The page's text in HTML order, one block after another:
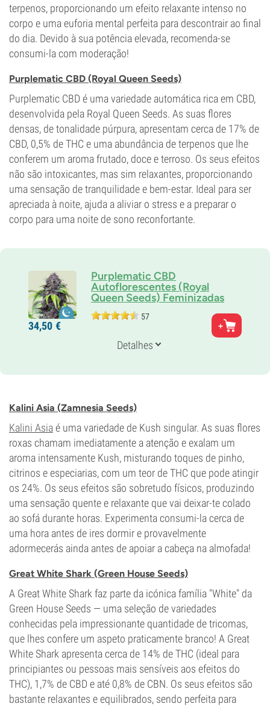
terpenos, proporcionando um efeito relaxante intenso no
corpo e uma euforia mental perfeita para descontrair ao final
do dia. Devido à sua potência elevada, recomenda-se
consumi-la com moderação!
Purplematic CBD (Royal Queen Seeds)
Purplematic CBD é uma variedade automática rica em CBD,
desenvolvida pela Royal Queen Seeds. As suas flores
densas, de tonalidade púrpura, apresentam cerca de 17% de
CBD, 0,5% de THC e uma abundância de terpenos que lhe
conferem um aroma frutado, doce e terroso. Os seus efeitos
não são intoxicantes, mas sim relaxantes, proporcionando
uma sensação de tranquilidade e bem-estar. Ideal para ser
apreciada à noite, ajuda a aliviar o stress e a preparar o
corpo para uma noite de sono reconfortante.
Purplematic CBD
Autoflorescentes (Royal
Queen Seeds) Feminizadas
57
Pais
Kush Rose Auto CBD x Afghan Rose Auto CBD
índica/sativa
8-9 semanas desde a semente até à colheita
0-1%
CBD
17%
Tipo de floração
Autoflorescentes
34,50 €
Detalhes
Kalini Asia (Zamnesia Seeds)
Kalini Asiaé uma variedade de Kush singular. As suas flores
roxas chamam imediatamente a atenção e exalam um
aroma intensamente Kush, misturando toques de pinho,
citrinos e especiarias, com um teor de THC que pode atingir
os 24%. Os seus efeitos são sobretudo físicos, produzindo
uma sensação quente e relaxante que vai deixar-te colado
ao sofá durante horas. Experimenta consumi-la cerca de
uma hora antes de ires dormir e provavelmente
adormecerás ainda antes de apoiar a cabeça na almofada!
Great White Shark (Green House Seeds)
A Great White Shark faz parte da icónica família "White" da
Green House Seeds — uma seleção de variedades
conhecidas pela impressionante quantidade de tricomas,
que lhes confere um aspeto praticamente branco! A Great
White Shark apresenta cerca de 14% de THC (ideal para
principiantes ou pessoas mais sensíveis aos efeitos do
THC), 1,7% de CBD e até 0,8% de CBN. Os seus efeitos são
bastante relaxantes e equilibrados, sendo perfeita para